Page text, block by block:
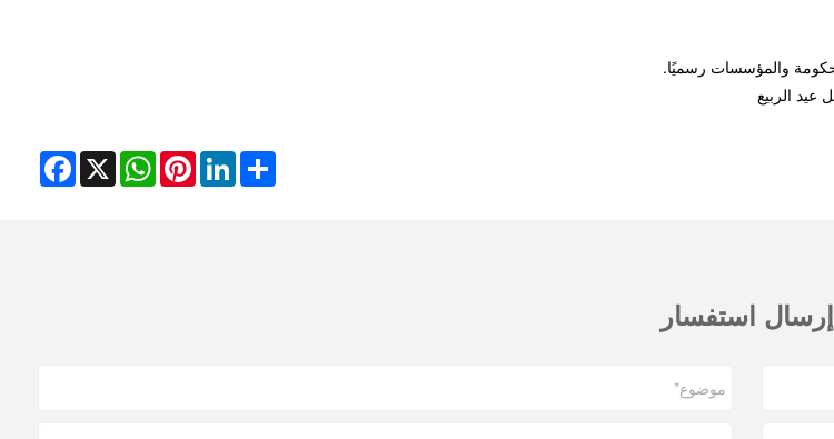
Facebook X
WhatsAppPinterestLinkedInShare
إرسال استفسار